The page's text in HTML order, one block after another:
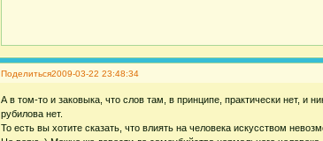
Поделиться2009-03-22 23:48:34
А в том-то и заковыка, что слов там, в принципе, практически нет, и
рубилова нет.
То есть вы хотите сказать, что влиять на человека искусством